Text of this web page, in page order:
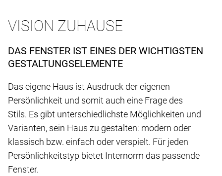
VISION ZUHAUSE
DAS FENSTER IST EINES DER WICHTIGSTEN
GESTALTUNGSELEMENTE
Das eigene Haus ist Ausdruck der eigenen
Persönlichkeit und somit auch eine Frage des
Stils. Es gibt unterschiedlichste Möglichkeiten und
Varianten, sein Haus zu gestalten: modern oder
klassisch bzw. einfach oder verspielt. Für jeden
Persönlichkeitstyp bietet Internorm das passende
Fenster.